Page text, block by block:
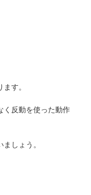
す。
く反動を使った動作
しょう。